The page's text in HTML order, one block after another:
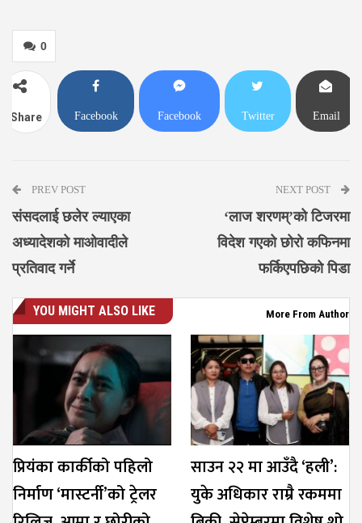
0
Share Facebook Facebook Twitter Email
PREV POST
संसदलाई छलेर ल्याएका
अध्यादेशको माओवादीले
प्रतिवाद गर्ने
NEXT POST
‘लाज शरणम्’को टिजरमा
विदेश गएको छोरो कफिनमा
फर्किएपछिको पिडा
YOU MIGHT ALSO LIKE More From Author
प्रियंका कार्कीको पहिलो
निर्माण ‘मास्टर्नी’को ट्रेलर
साउन २२ मा आउँदै ‘हली’:
युके अधिकार राम्रै रकममा